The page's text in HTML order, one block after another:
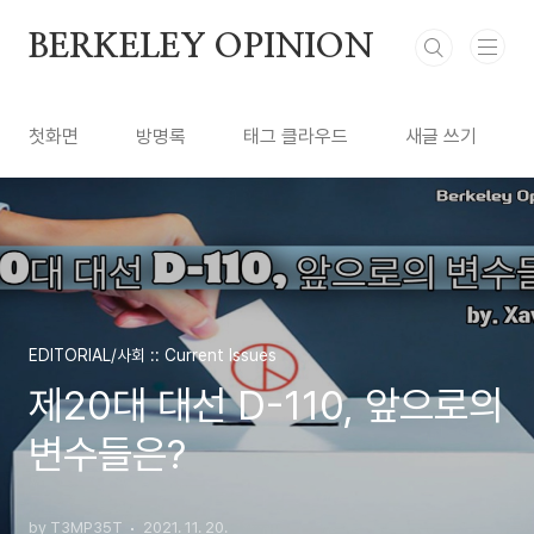
BERKELEY OPINION
첫화면 방명록 태그 클라우드 새글 쓰기
EDITORIAL/사회 :: Current Issues
제20대 대선 D-110, 앞으로의
변수들은?
by T3MP35T 2021. 11. 20.